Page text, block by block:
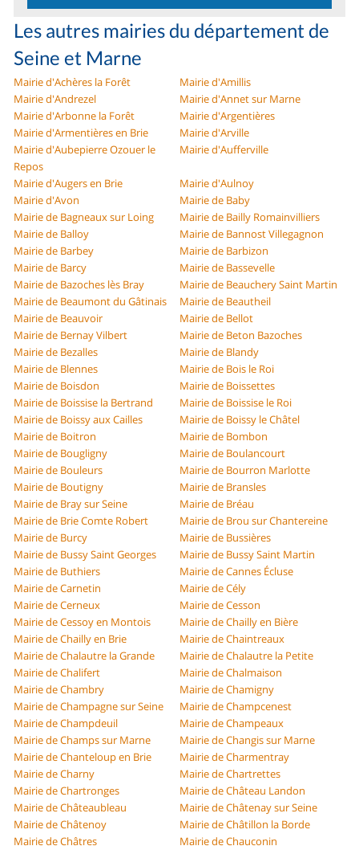
Les autres mairies du département de
Seine et Marne
Mairie d'Achères la Forêt
Mairie d'Amillis
Mairie d'Andrezel
Mairie d'Annet sur Marne
Mairie d'Arbonne la Forêt
Mairie d'Argentières
Mairie d'Armentières en Brie
Mairie d'Arville
Mairie d'Aubepierre Ozouer le
Repos
Mairie d'Aufferville
Mairie d'Augers en Brie
Mairie d'Aulnoy
Mairie d'Avon
Mairie de Baby
Mairie de Bagneaux sur Loing
Mairie de Bailly Romainvilliers
Mairie de Balloy
Mairie de Bannost Villegagnon
Mairie de Barbey
Mairie de Barbizon
Mairie de Barcy
Mairie de Bassevelle
Mairie de Bazoches lès Bray
Mairie de Beauchery Saint Martin
Mairie de Beaumont du Gâtinais
Mairie de Beautheil
Mairie de Beauvoir
Mairie de Bellot
Mairie de Bernay Vilbert
Mairie de Beton Bazoches
Mairie de Bezalles
Mairie de Blandy
Mairie de Blennes
Mairie de Bois le Roi
Mairie de Boisdon
Mairie de Boissettes
Mairie de Boissise la Bertrand
Mairie de Boissise le Roi
Mairie de Boissy aux Cailles
Mairie de Boissy le Châtel
Mairie de Boitron
Mairie de Bombon
Mairie de Bougligny
Mairie de Boulancourt
Mairie de Bouleurs
Mairie de Bourron Marlotte
Mairie de Boutigny
Mairie de Bransles
Mairie de Bray sur Seine
Mairie de Bréau
Mairie de Brie Comte Robert
Mairie de Brou sur Chantereine
Mairie de Burcy
Mairie de Bussières
Mairie de Bussy Saint Georges
Mairie de Bussy Saint Martin
Mairie de Buthiers
Mairie de Cannes Écluse
Mairie de Carnetin
Mairie de Cély
Mairie de Cerneux
Mairie de Cesson
Mairie de Cessoy en Montois
Mairie de Chailly en Bière
Mairie de Chailly en Brie
Mairie de Chaintreaux
Mairie de Chalautre la Grande
Mairie de Chalautre la Petite
Mairie de Chalifert
Mairie de Chalmaison
Mairie de Chambry
Mairie de Chamigny
Mairie de Champagne sur Seine
Mairie de Champcenest
Mairie de Champdeuil
Mairie de Champeaux
Mairie de Champs sur Marne
Mairie de Changis sur Marne
Mairie de Chanteloup en Brie
Mairie de Charmentray
Mairie de Charny
Mairie de Chartrettes
Mairie de Chartronges
Mairie de Château Landon
Mairie de Châteaubleau
Mairie de Châtenay sur Seine
Mairie de Châtenoy
Mairie de Châtillon la Borde
Mairie de Châtres
Mairie de Chauconin